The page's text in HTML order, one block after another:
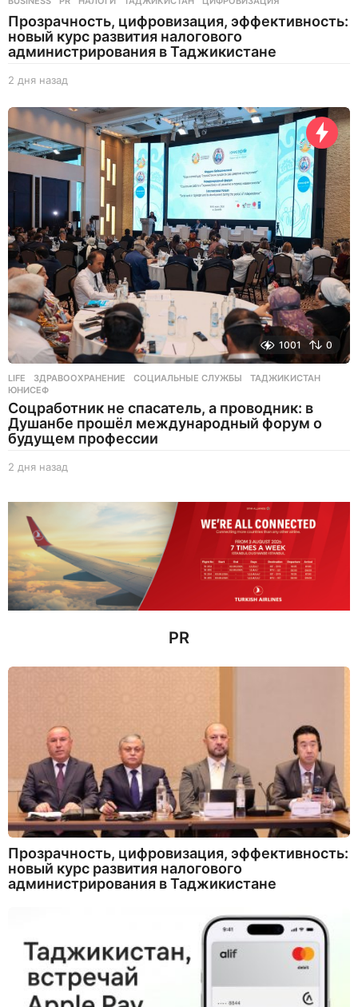
Прозрачность, цифровизация, эффективность:
новый курс развития налогового
администрирования в Таджикистане
2 дня назад
н
я
н
а
1001 0
LIFE ЗДРАВООХРАНЕНИЕ ,СОЦИАЛЬНЫЕ СЛУЖБЫ ,ТАДЖИКИСТАН
ЮНИСЕФ
Соцработник не спасатель, а проводник: в
Душанбе прошёл международный форум о
будущем профессии
2 дня назад
з
а
д
PR
Прозрачность, цифровизация, эффективность:
новый курс развития налогового
администрирования в Таджикистане